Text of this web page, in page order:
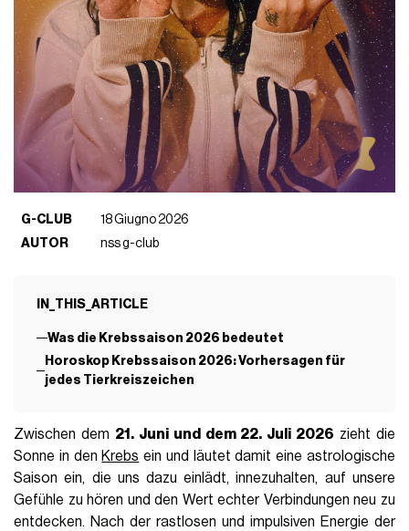
G-CLUB
18 Giugno 2026
AUTOR
nss g-club
IN_THIS_ARTICLE
Was die Krebssaison 2026 bedeutet
Horoskop Krebssaison 2026: Vorhersagen für
jedes Tierkreiszeichen
Zwischen dem 21. Juni und dem 22. Juli 2026 zieht die
Sonne in den Krebs ein und läutet damit eine astrologische
Saison ein, die uns dazu einlädt, innezuhalten, auf unsere
Gefühle zu hören und den Wert echter Verbindungen neu zu
entdecken. Nach der rastlosen und impulsiven Energie der